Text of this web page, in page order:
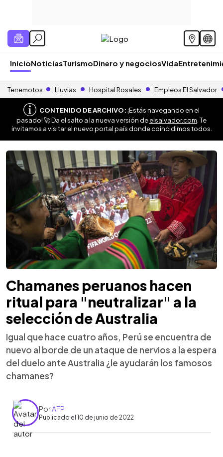
InicioNoticiasTurismoDinero y negociosVida
Terremotos Lluvias Hospital Rosales Empleos El Salvador
CONTENIDO DE ARCHIVO:¡Estás navegando en el
pasado! 🚀 Da el salto a la nueva versión deelsalvador.com . Te
invitamos a visitar el nuevo portal país donde coincidimos todos.
Chamanes peruanos hacen
ritual para "neutralizar" a la
selección de Australia
Igual que hace cuatro años, Perú se encuentra de
nuevo al borde de un ataque de nervios a la espera
del duelo ante Australia ¿le ayudarán los famosos
chamanes?
PorAFP
Publicado el 10 de junio de 2022